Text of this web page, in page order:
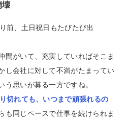
壊
前、土日祝日もたびたび出
間がいて、充実していればそこま
し会社に対して不満がたまってい
う思いが募る一方ですね。
切れても、いつまで頑張れるの
も同じペースで仕事を続けられま